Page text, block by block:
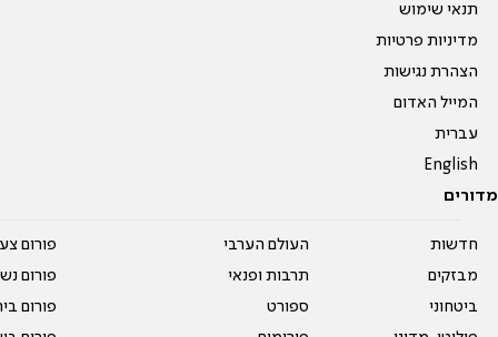
תנאי שימוש
מדיניות פרטיות
הצהרת נגישות
המייל האדום
עברית
English
מדורים
חדשות
מבזקים
ביטחוני
העולם הערבי
תרבות ופנאי
ספורט
פורום
פורום
פורום